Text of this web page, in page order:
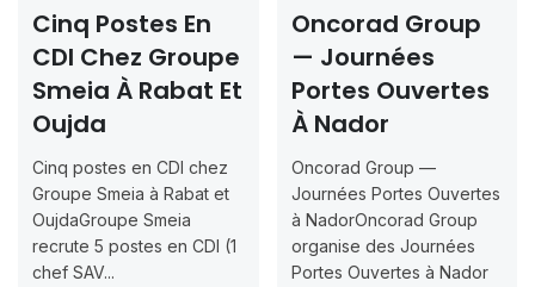
Cinq Postes En
CDI Chez Groupe
Smeia À Rabat Et
Oujda
Cinq postes en CDI chez
Groupe Smeia à Rabat et
OujdaGroupe Smeia
recrute 5 postes en CDI (1
chef SAV...
Oncorad Group
— Journées
Portes Ouvertes
À Nador
Oncorad Group —
Journées Portes Ouvertes
à NadorOncorad Group
organise des Journées
Portes Ouvertes à Nador